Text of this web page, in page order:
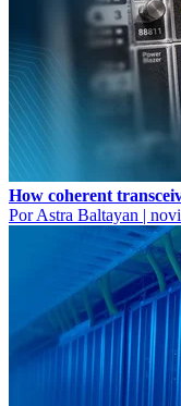
How coherent
Por Astra Baltayan |